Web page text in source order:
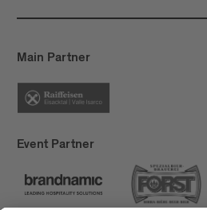
Main Partner
Event Partner